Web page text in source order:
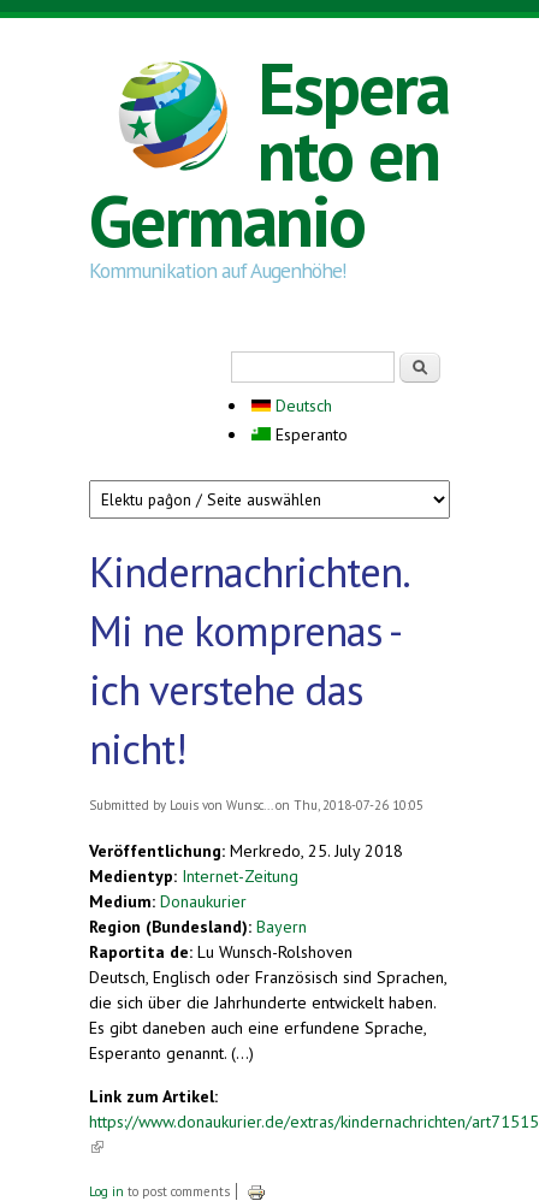
Skip to main content
Espera
nto en
Germanio
Kommunikation auf Augenhöhe!
Deutsch
Esperanto
Kindernachrichten.
Mi ne komprenas -
ich verstehe das
nicht!
Submitted by Louis von Wunsc... on Thu, 2018-07-26 10:05
Veröffentlichung: Merkredo, 25. July 2018
Medientyp: Internet-Zeitung
Medium: Donaukurier
Region (Bundesland): Bayern
Raportita de: Lu Wunsch-Rolshoven
Deutsch, Englisch oder Französisch sind Sprachen,
die sich über die Jahrhunderte entwickelt haben.
Es gibt daneben auch eine erfundene Sprache,
Esperanto genannt. (...)
Link zum Artikel:
https://www.donaukurier.de/extras/kindernachrichten/
(link is external)
Log in to post comments